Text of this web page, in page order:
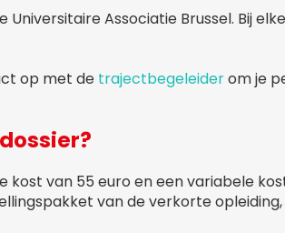
Universitaire Associatie Brussel. Bij
op met de trajectbegeleiderom je
van 55 euro en een variabele
van de verkorte